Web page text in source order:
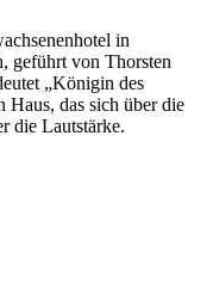
in
geführt von Thorsten
„Königin des
Haus, das sich über die
die Lautstärke.